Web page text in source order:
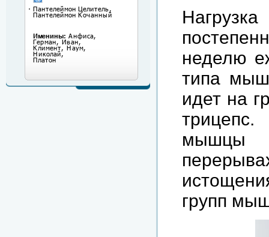
неделю
типа
идет на
мышцы
групп